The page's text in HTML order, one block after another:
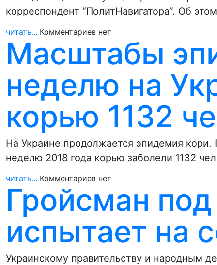
корреспондент “ПолитНавигатора”. Об
читать... Комментариев нет
Масштабы
неделю на
корью 1132
На Украине продолжается эпидемия
неделю 2018 года корью заболели 1132
читать... Комментариев нет
Гройсман
испытает на
Украинскому правительству и народным